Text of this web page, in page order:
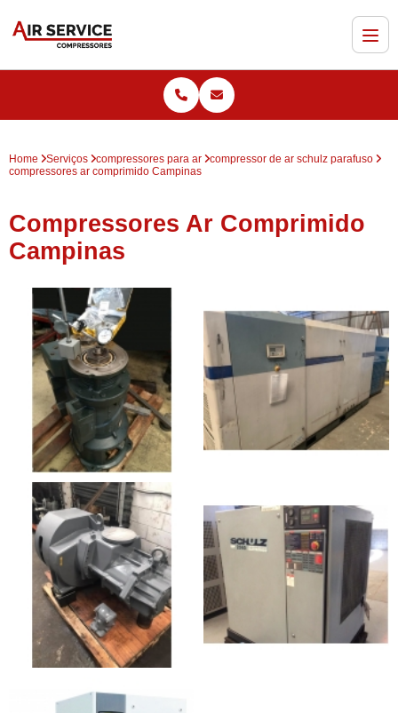
Home Serviços compressores para ar
compressor de ar schulz parafuso
compressores ar comprimido Campinas
Compressores Ar Comprimido
Campinas